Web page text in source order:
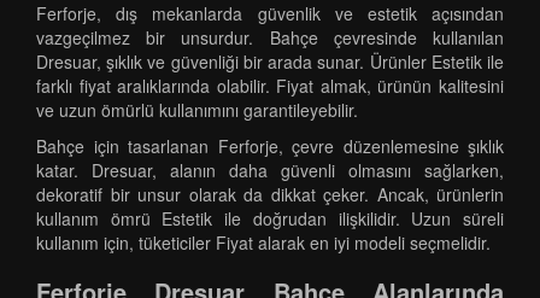
Ferforje, dış mekanlarda güvenlik ve estetik açısından
vazgeçilmez bir unsurdur. Bahçe çevresinde kullanılan
Dresuar, şıklık ve güvenliği bir arada sunar. Ürünler Estetik ile
farklı fiyat aralıklarında olabilir. Fiyat almak, ürünün kalitesini
ve uzun ömürlü kullanımını garantileyebilir.
Bahçe için tasarlanan Ferforje, çevre düzenlemesine şıklık
katar. Dresuar, alanın daha güvenli olmasını sağlarken,
dekoratif bir unsur olarak da dikkat çeker. Ancak, ürünlerin
kullanım ömrü Estetik ile doğrudan ilişkilidir. Uzun süreli
kullanım için, tüketiciler Fiyat alarak en iyi modeli seçmelidir.